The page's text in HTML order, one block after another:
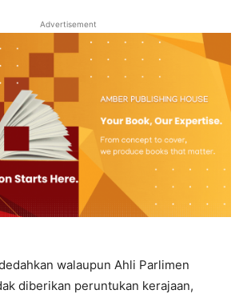
Advertisement
walaupun Ahli Parlimen
diberikan peruntukan kerajaan,